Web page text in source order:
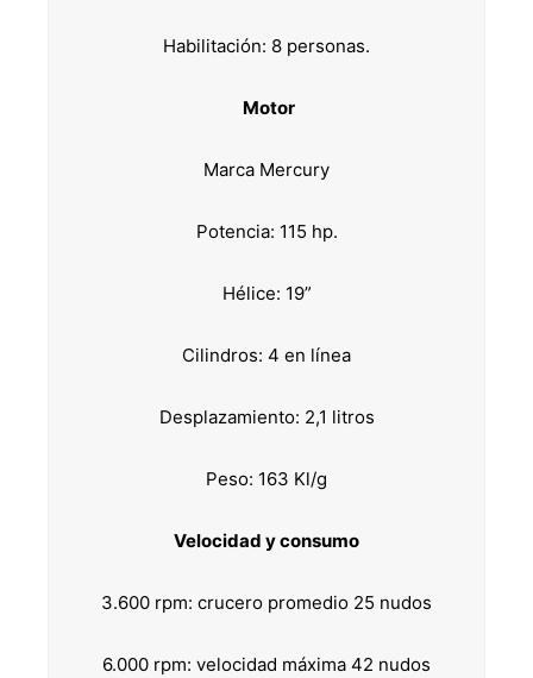
Habilitación: 8 personas.
Motor
Marca Mercury
Potencia: 115 hp.
Hélice: 19”
Cilindros: 4 en línea
Desplazamiento: 2,1 litros
Peso: 163 Kl/g
Velocidad y consumo
3.600 rpm: crucero promedio 25 nudos
6.000 rpm: velocidad máxima 42 nudos